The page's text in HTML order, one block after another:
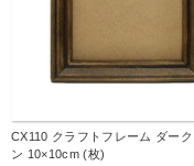
CX110 クラフトフレーム ダー
ン 10×10cm (枚)